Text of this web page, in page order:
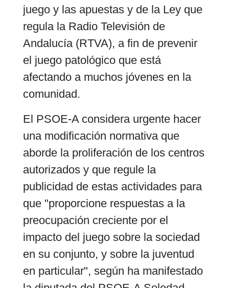
juego y las apuestas y de la Ley que
regula la Radio Televisión de
Andalucía (RTVA), a fin de prevenir
el juego patológico que está
afectando a muchos jóvenes en la
comunidad.
El PSOE-A considera urgente hacer
una modificación normativa que
aborde la proliferación de los centros
autorizados y que regule la
publicidad de estas actividades para
que "proporcione respuestas a la
preocupación creciente por el
impacto del juego sobre la sociedad
en su conjunto, y sobre la juventud
en particular", según ha manifestado